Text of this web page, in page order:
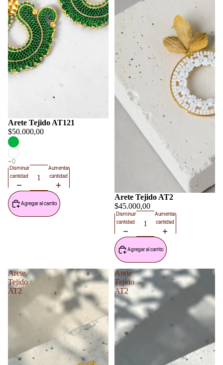
Arete Tejido AT121
$50.000,00
Disminuir
cantidad
Aumentar
cantidad
Agregar al carrito
Arete Tejido AT2
$45.000,00
Disminuir
cantidad
Aumentar
cantidad
Agregar al carrito
Arete
Tejido
AT2
Arete
Tejido
AT2